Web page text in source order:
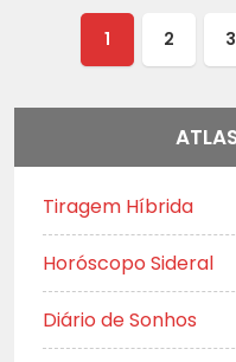
1 2 3
Tiragem Híbrida
Horóscopo Sideral
Diário de Sonhos